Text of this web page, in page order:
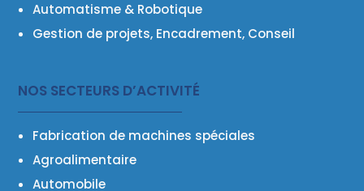
Automatisme & Robotique
Gestion de projets, Encadrement, Conseil
NOS SECTEURS D’ACTIVITÉ
Fabrication de machines spéciales
Agroalimentaire
Automobile